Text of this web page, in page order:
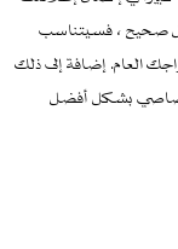
صحيح ، فسيتناسب
العام. إضافة إلى ذلك
بشكل أفضل